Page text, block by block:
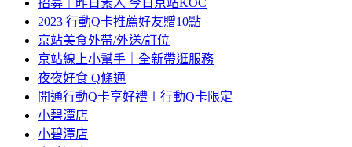
招募｜昨日素人 今日京站KOC
2023 行動Q卡推薦好友贈10點
京站美食外帶/外送/訂位
京站線上小幫手｜全新帶逛服務
夜夜好食 Q條通
開通行動Q卡享好禮∣行動Q卡限定
小碧潭店
小碧潭店